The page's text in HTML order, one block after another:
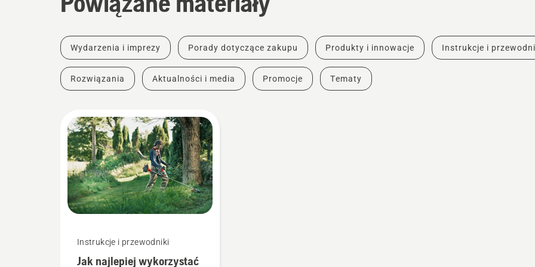
Wydarzenia i imprezy Porady dotyczące zakupu Produkty i innowacje Instrukcje i
Rozwiązania Aktualności i media Promocje Tematy
Instrukcje i przewodniki
Jak najlepiej wykorzystać